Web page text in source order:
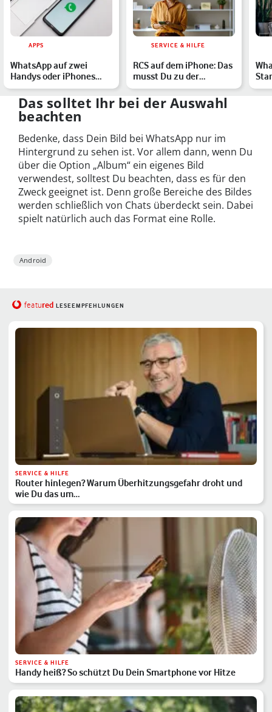
APPS
WhatsApp auf zwei
Handys oder iPhones
verwenden – so geht es
SERVICE & HILFE
RCS auf dem iPhone: Das
musst Du zu der
Änderung wissen
Das solltet Ihr bei der Auswahl
beachten
Bedenke, dass Dein Bild bei WhatsApp nur im
Hintergrund zu sehen ist. Vor allem dann, wenn Du
über die Option „Album“ ein eigenes Bild
verwendest, solltest Du beachten, dass es für den
Zweck geeignet ist. Denn große Bereiche des Bildes
werden schließlich von Chats überdeckt sein. Dabei
spielt natürlich auch das Format eine Rolle.
Android
featured LESEEMPFEHLUNGEN
SERVICE & HILFE
Router hinlegen? Warum Überhitzungsgefahr droht und
wie Du das um…
SERVICE & HILFE
Handy heiß? So schützt Du Dein Smartphone vor Hitze